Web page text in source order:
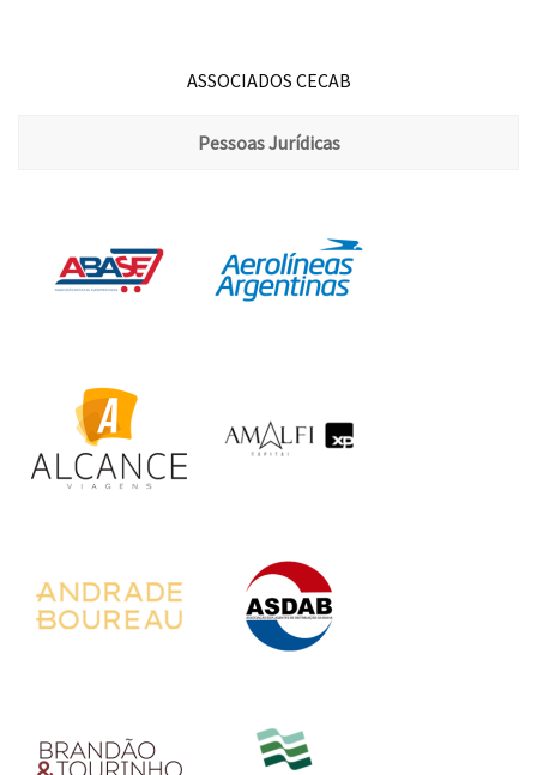
ASSOCIADOS CECAB
Pessoas Jurídicas